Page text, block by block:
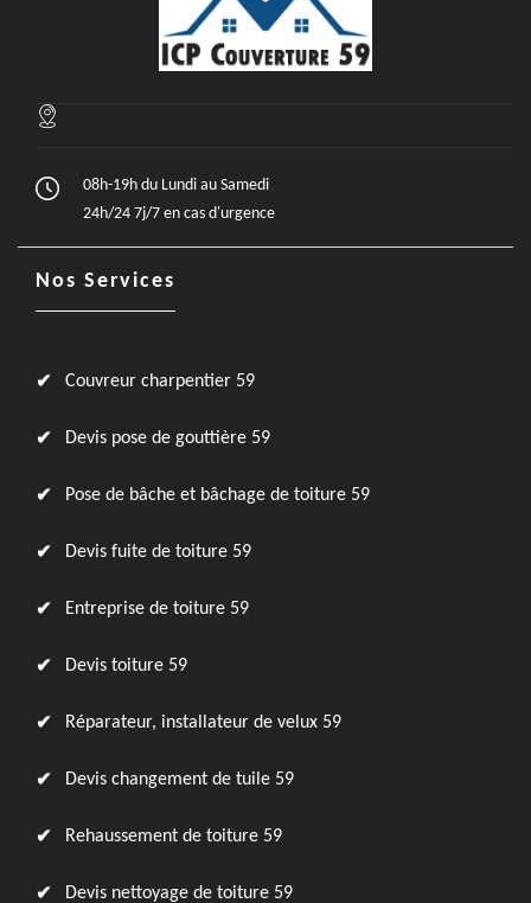
08h-19h du Lundi au Samedi
24h/24 7j/7 en cas d'urgence
Nos Services
Couvreur charpentier 59
Devis pose de gouttière 59
Pose de bâche et bâchage de toiture 59
Devis fuite de toiture 59
Entreprise de toiture 59
Devis toiture 59
Réparateur, installateur de velux 59
Devis changement de tuile 59
Rehaussement de toiture 59
Devis nettoyage de toiture 59